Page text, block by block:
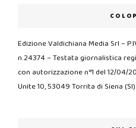
Edizione Valdichiana Media Srl –
n.24374 – Testata giornalistica
con autorizzazione n°1 del 12/04/
Unite 10, 53049 Torrita di Siena (SI)